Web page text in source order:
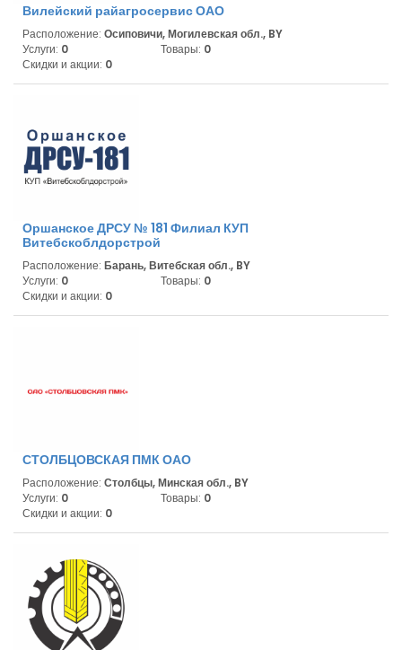
Вилейский райагросервис ОАО
Расположение: Осиповичи, Могилевская обл., BY
Услуги: 0 Товары: 0
Скидки и акции: 0
Оршанское ДРСУ № 181 Филиал КУП
Витебскоблдорстрой
Расположение: Барань, Витебская обл., BY
Услуги: 0 Товары: 0
Скидки и акции: 0
СТОЛБЦОВСКАЯ ПМК ОАО
Расположение: Столбцы, Минская обл., BY
Услуги: 0 Товары: 0
Скидки и акции: 0